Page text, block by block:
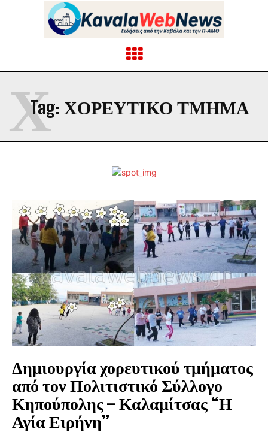
Tag: ΧΟΡΕΥΤΙΚΌ ΤΜΉΜΑ
Χ
Δημιουργία χορευτικού τμήματος
από τον Πολιτιστικό Σύλλογο
Κηπούπολης – Καλαμίτσας “Η
Αγία Ειρήνη”